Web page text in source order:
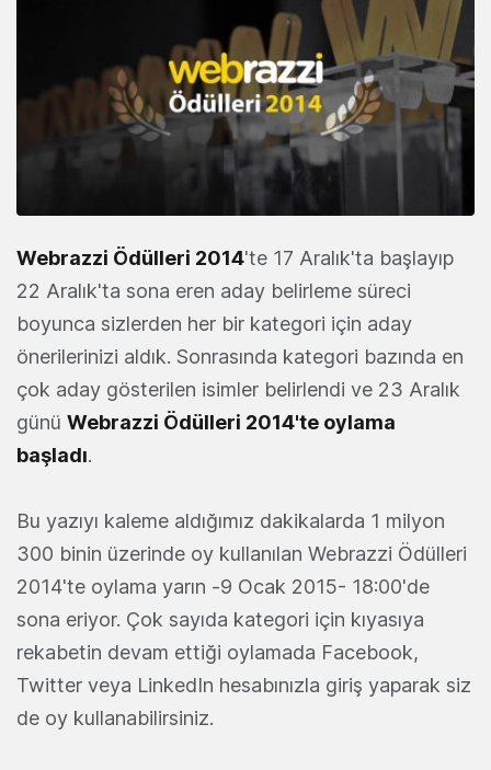
Webrazzi Ödülleri 2014'te 17 Aralık'ta başlayıp
22 Aralık'ta sona eren aday belirleme süreci
boyunca sizlerden her bir kategori için aday
önerilerinizi aldık. Sonrasında kategori bazında en
çok aday gösterilen isimler belirlendi ve 23 Aralık
günü Webrazzi Ödülleri 2014'te oylama
başladı.
Bu yazıyı kaleme aldığımız dakikalarda 1 milyon
300 binin üzerinde oy kullanılan Webrazzi Ödülleri
2014'te oylama yarın -9 Ocak 2015- 18:00'de
sona eriyor. Çok sayıda kategori için kıyasıya
rekabetin devam ettiği oylamada Facebook,
Twitter veya LinkedIn hesabınızla giriş yaparak siz
de oy kullanabilirsiniz.